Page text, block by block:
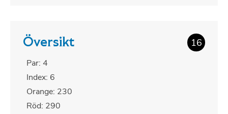
Översikt 16
Par: 4
Index: 6
Orange: 230
Röd: 290